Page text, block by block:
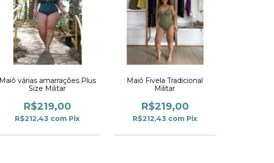
Maiô várias amarrações Plus
Size Militar
R$219,00
R$212,43 com Pix
Maiô Fivela Tradicional
Militar
R$219,00
R$212,43 com Pix